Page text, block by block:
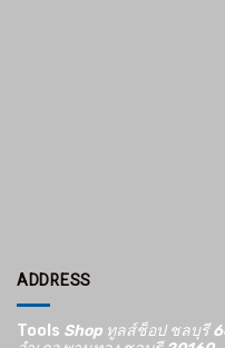
ADDRESS
Tools Shop ทูลส์ช็อป ชลบุรี